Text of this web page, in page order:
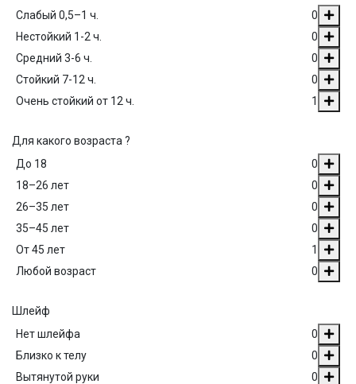
Слабый 0,5–1 ч.
0
Нестойкий 1-2 ч.
0
Средний 3-6 ч.
0
Стойкий 7-12 ч.
0
Очень стойкий от 12 ч.
1
Для какого возраста ?
До 18
0
18–26 лет
0
26–35 лет
0
35–45 лет
0
От 45 лет
1
Любой возраст
0
Шлейф
Нет шлейфа
0
Близко к телу
0
Вытянутой руки
0